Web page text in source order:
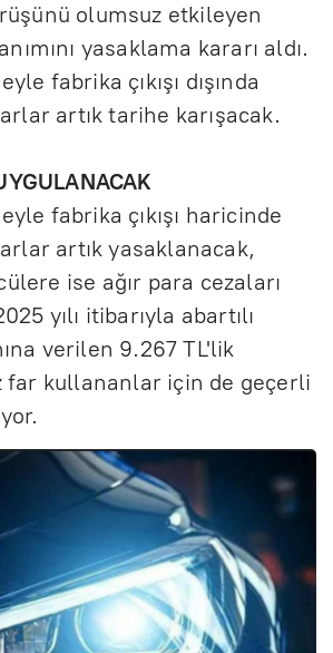
olumsuz etkileyen
yasaklama kararı aldı.
fabrika çıkışı dışında
artık tarihe karışacak.
fabrika çıkışı haricinde
artık yasaklanacak,
ise ağır para cezaları
yılı itibarıyla abartılı
verilen 9.267 TL'lik
far kullananlar için de geçerli